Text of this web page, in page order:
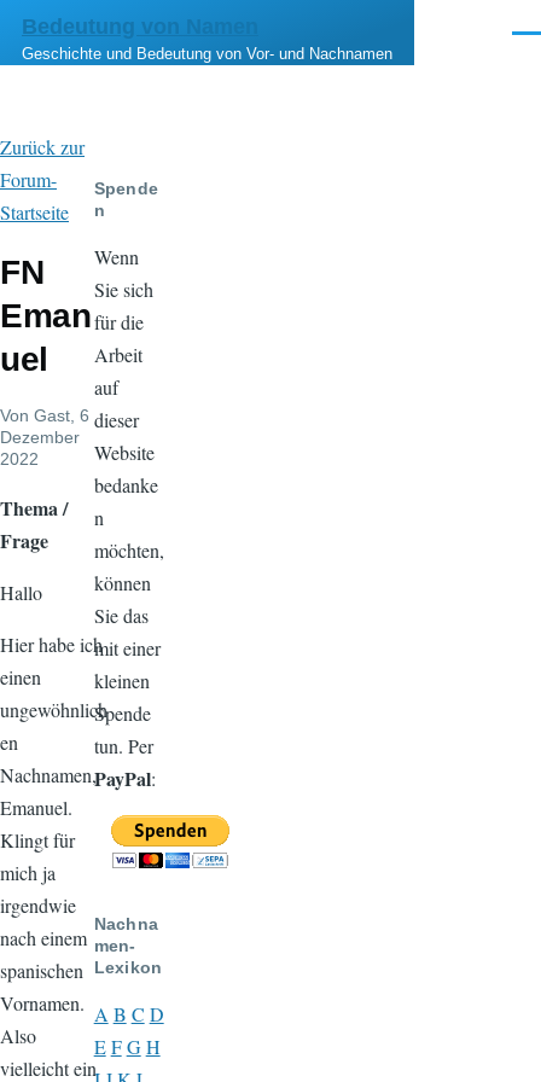
Direkt zum Inhalt
Bedeutung von Namen
Geschichte und Bedeutung von Vor- und Nachnamen
Zurück zur
Forum-
Startseite
FN
Eman
uel
Von Gast , 6
Dezember
2022
Thema /
Frage
Hallo
Hier habe ich
einen
ungewöhnlich
en
Nachnamen,
Emanuel.
Klingt für
mich ja
irgendwie
nach einem
spanischen
Vornamen.
Also
vielleicht ein
Spende
n
Wenn
Sie sich
für die
Arbeit
auf
dieser
Website
bedanke
n
möchten,
können
Sie das
mit einer
kleinen
Spende
tun. Per
PayPal:
Nachna
men-
Lexikon
A B C D
E F G H